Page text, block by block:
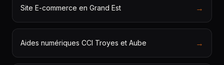
Site E-commerce en Grand Est →
Aides numériques CCI Troyes et Aube →